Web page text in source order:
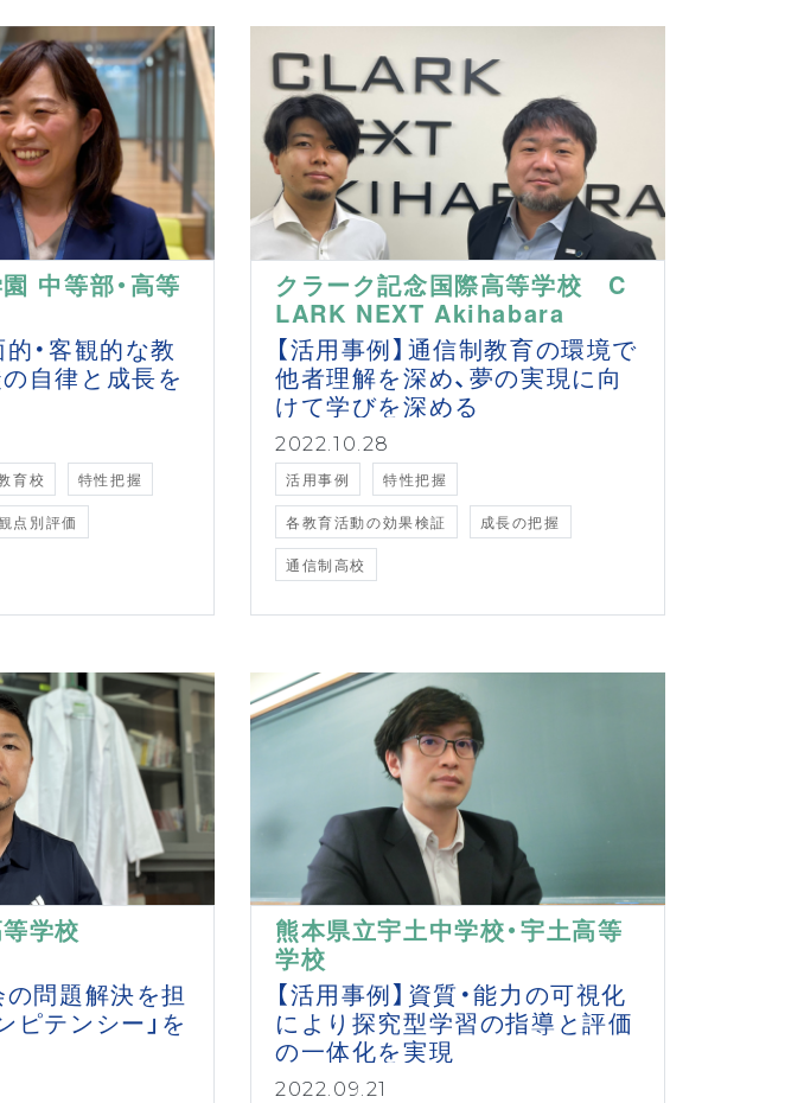
中等部・高等
的・客観的な教
自律と成長を
育校 特性把握
点別評価
クラーク記念国際高等学校 C
LARK NEXT Akihabara
【活用事例】通信制教育の環境で
他者理解を深め、夢の実現に向
けて学びを深める
2022.10.28
活用事例 特性把握
各教育活動の効果検証 成長の把握
通信制高校
学校
の問題解決を担
ピテンシー」を
熊本県立宇土中学校・宇土高等
学校
【活用事例】資質・能力の可視化
により探究型学習の指導と評価
の一体化を実現
2022.09.21